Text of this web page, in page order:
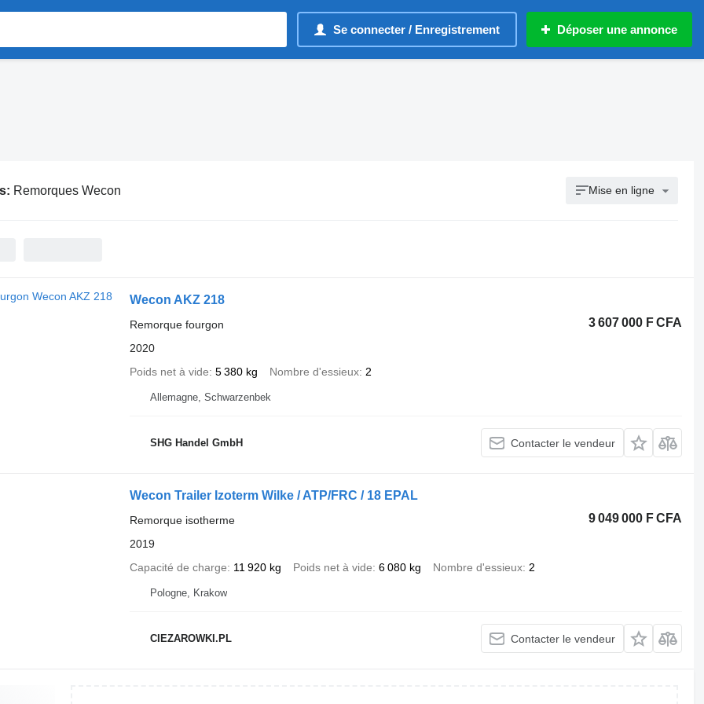
Se connecter / Enregistrement Déposer une annonce
Remorques Wecon Mise en ligne
Wecon AKZ 218
3 607 000 F CFA
Remorque fourgon
2020
Poids net à vide 5 380 kg Nombre d'essieux 2
Allemagne, Schwarzenbek
SHG Handel GmbH Contacter le vendeur
Wecon Trailer Izoterm Wilke / ATP/FRC / 18 EPAL
9 049 000 F CFA
Remorque isotherme
2019
Capacité de charge
11 920 kg Poids net à vide 6 080 kg Nombre d'essieux 2
Pologne, Krakow
CIEZAROWKI.PL Contacter le vendeur